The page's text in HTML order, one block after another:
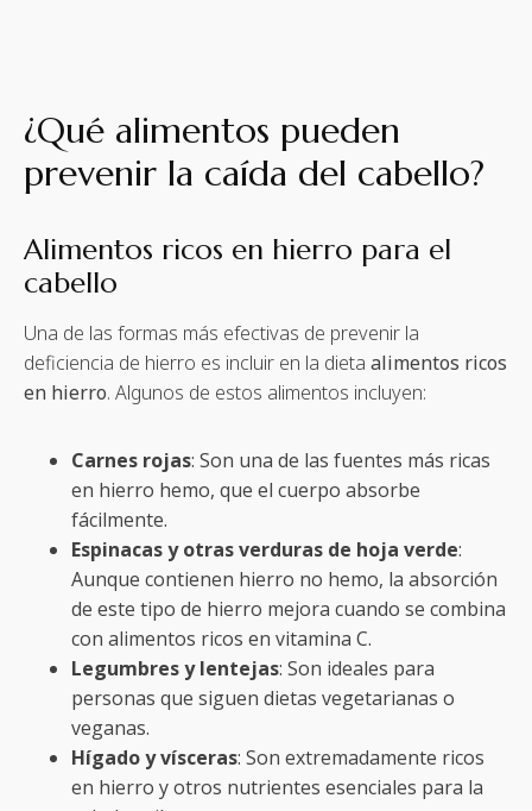
¿Qué alimentos pueden
prevenir la caída del cabello?
Alimentos ricos en hierro para el
cabello
Una de las formas más efectivas de prevenir la
deficiencia de hierro es incluir en la dieta alimentos ricos
en hierro. Algunos de estos alimentos incluyen:
Carnes rojas: Son una de las fuentes más ricas
en hierro hemo, que el cuerpo absorbe
fácilmente.
Espinacas y otras verduras de hoja verde:
Aunque contienen hierro no hemo, la absorción
de este tipo de hierro mejora cuando se combina
con alimentos ricos en vitamina C.
Legumbres y lentejas: Son ideales para
personas que siguen dietas vegetarianas o
veganas.
Hígado y vísceras: Son extremadamente ricos
en hierro y otros nutrientes esenciales para la